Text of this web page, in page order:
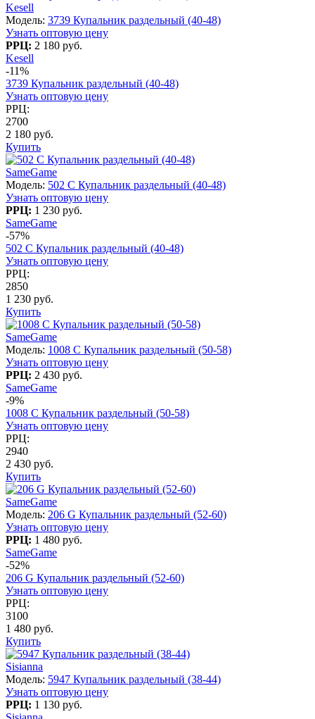
Kesell
Модель: 3739 Купальник раздельный (40-48)
Узнать оптовую цену
РРЦ: 2 180 руб.
Kesell
-11%
3739 Купальник раздельный (40-48)
Узнать оптовую цену
РРЦ:
2700
2 180 руб.
Купить
SameGame
Модель: 502 C Купальник раздельный (40-48)
Узнать оптовую цену
РРЦ: 1 230 руб.
SameGame
-57%
502 C Купальник раздельный (40-48)
Узнать оптовую цену
РРЦ:
2850
1 230 руб.
Купить
SameGame
Модель: 1008 C Купальник раздельный (50-58)
Узнать оптовую цену
РРЦ: 2 430 руб.
SameGame
-9%
1008 C Купальник раздельный (50-58)
Узнать оптовую цену
РРЦ:
2940
2 430 руб.
Купить
SameGame
Модель: 206 G Купальник раздельный (52-60)
Узнать оптовую цену
РРЦ: 1 480 руб.
SameGame
-52%
206 G Купальник раздельный (52-60)
Узнать оптовую цену
РРЦ:
3100
1 480 руб.
Купить
Sisianna
Модель: 5947 Купальник раздельный (38-44)
Узнать оптовую цену
РРЦ: 1 130 руб.